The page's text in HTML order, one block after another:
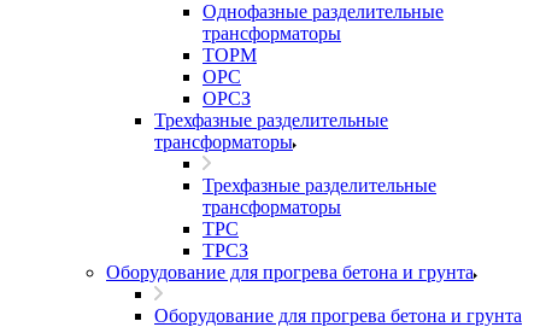
Однофазные разделительные
трансформаторы
ТОРМ
ОРС
ОРСЗ
Трехфазные разделительные
трансформаторы
Трехфазные разделительные
трансформаторы
ТРС
ТРСЗ
Оборудование для прогрева бетона и грунта
Оборудование для прогрева бетона и грунта